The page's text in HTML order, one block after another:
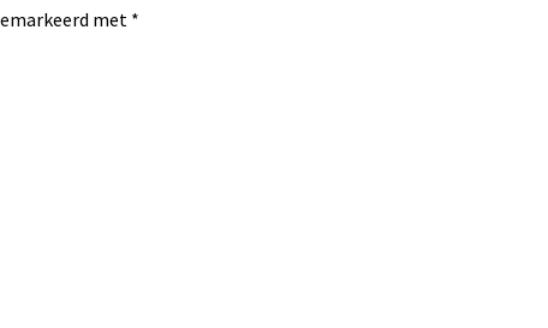
met *